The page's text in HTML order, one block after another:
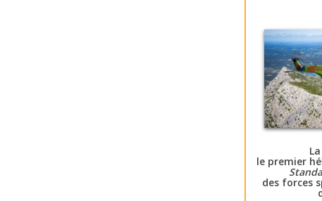
le premier
des forces